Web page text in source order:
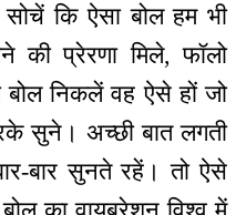
कि ऐसा बोल हम भी
प्रेरणा मिले, फॉलो
निकलें वह ऐसे हों जो
सुने। अच्छी बात लगती
बार सुनते रहें। तो ऐसे